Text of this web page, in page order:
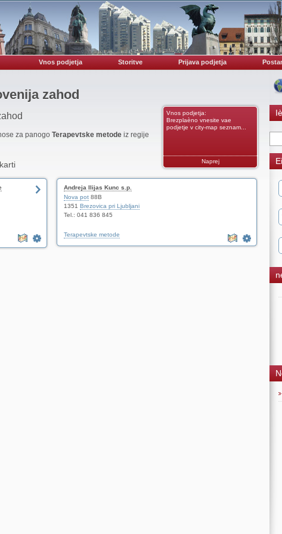
Vnos podjetja Storitve Prijava podjetja
zahod
Vnos podjetja:
Brezplaèno vnesite vae
podjetje v city-map seznam...
Naprej
za panogo Terapevtske metodeiz regije
Andreja Ilijas Kunc s.p.
Nova pot88B
1351 Brezovica pri Ljubljani
Tel.: 041 836 845
Terapevtske metode